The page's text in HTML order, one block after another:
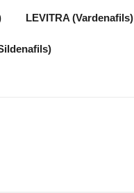
LEVITRA (Vardenafils)